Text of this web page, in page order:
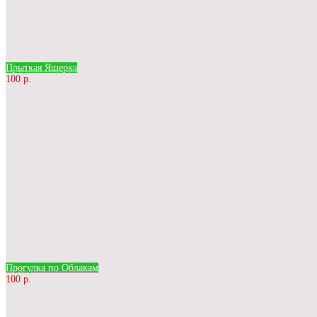
Прыткая Ящерка
100 р.
Прогулка по Облакам
100 р.